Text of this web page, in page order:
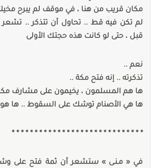
مكان قريب من هنا ، في موقف لم يبرح
لم تكن فيه قط .. تحاول أن تتذكر ..
قبل ، حتى لو كانت هذه حجتك الأولى
نعم ..
تذكرته .. إنه فتح مكة ..
ها هم المسلمون ، يخيمون على مشارف مكة
ها هي الأصنام توشك على السقوط .. ها هو
* * * * * * * * * * * * * * * * * * * * * * * * * * * * *
في « مـنـى » ستشعر أن ثمة فتح على